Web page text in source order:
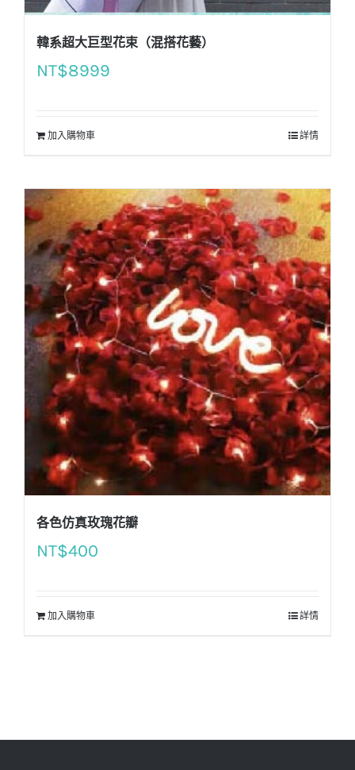
韓系超大巨型花束（混搭花藝）
NT$8999
加入購物車 詳情
各色仿真玫瑰花瓣
NT$400
加入購物車 詳情